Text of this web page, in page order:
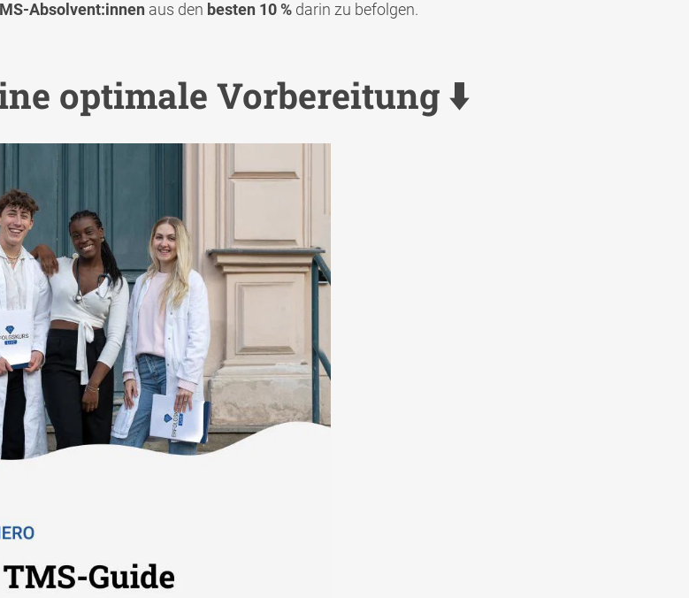
Absolvent:innen aus den besten 10 % darin zu befolgen.
optimale Vorbereitung ⬇️